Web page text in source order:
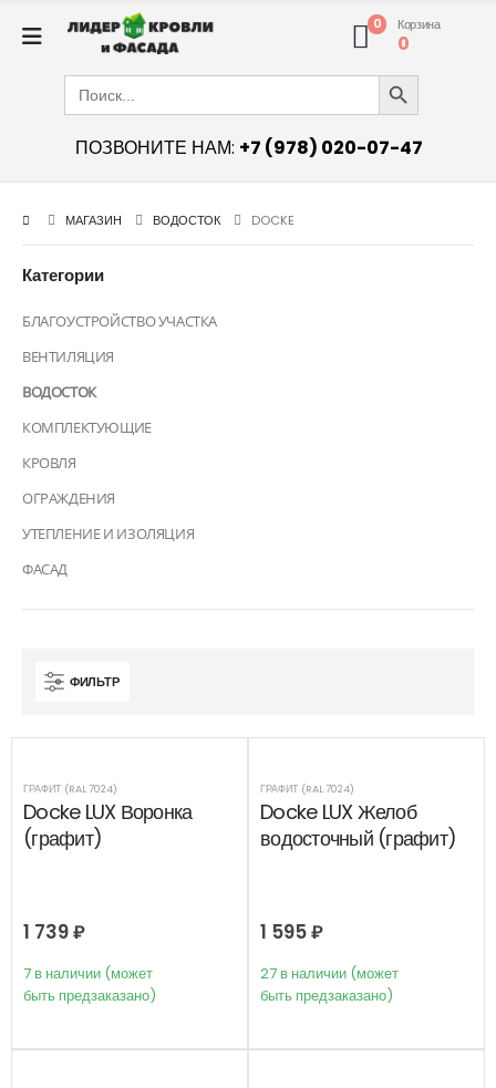
0 Корзина
0
Search
for:
Search Button
ПОЗВОНИТЕ НАМ: +7 (978) 020-07-47
МАГАЗИН ВОДОСТОК DOCKE
ФИЛЬТР
ГРАФИТ (RAL 7024)
Docke LUX Воронка
(графит)
1 739₽
7 в наличии (может
быть предзаказано)
ГРАФИТ (RAL 7024)
Docke LUX Желоб
водосточный (графит)
1 595₽
27 в наличии (может
быть предзаказано)
Категории
БЛАГОУСТРОЙСТВО УЧАСТКА
ВЕНТИЛЯЦИЯ
ВОДОСТОК
КОМПЛЕКТУЮЩИЕ
КРОВЛЯ
ОГРАЖДЕНИЯ
УТЕПЛЕНИЕ И ИЗОЛЯЦИЯ
ФАСАД